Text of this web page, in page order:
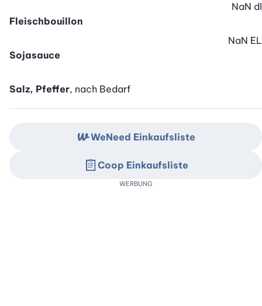
Fleischbouillon
NaN dl
Sojasauce
NaN EL
Salz, Pfeffer, nach Bedarf
WeNeed Einkaufsliste
Coop Einkaufsliste
WERBUNG